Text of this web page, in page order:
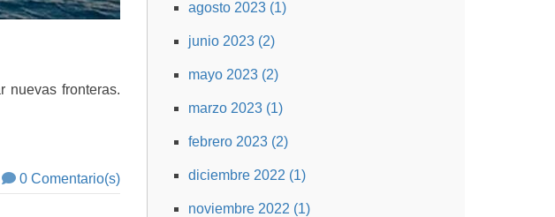
agosto 2023 (1)
junio 2023 (2)
mayo 2023 (2)
marzo 2023 (1)
febrero 2023 (2)
diciembre 2022 (1)
noviembre 2022 (1)
nuevas fronteras.
0 Comentario(s)